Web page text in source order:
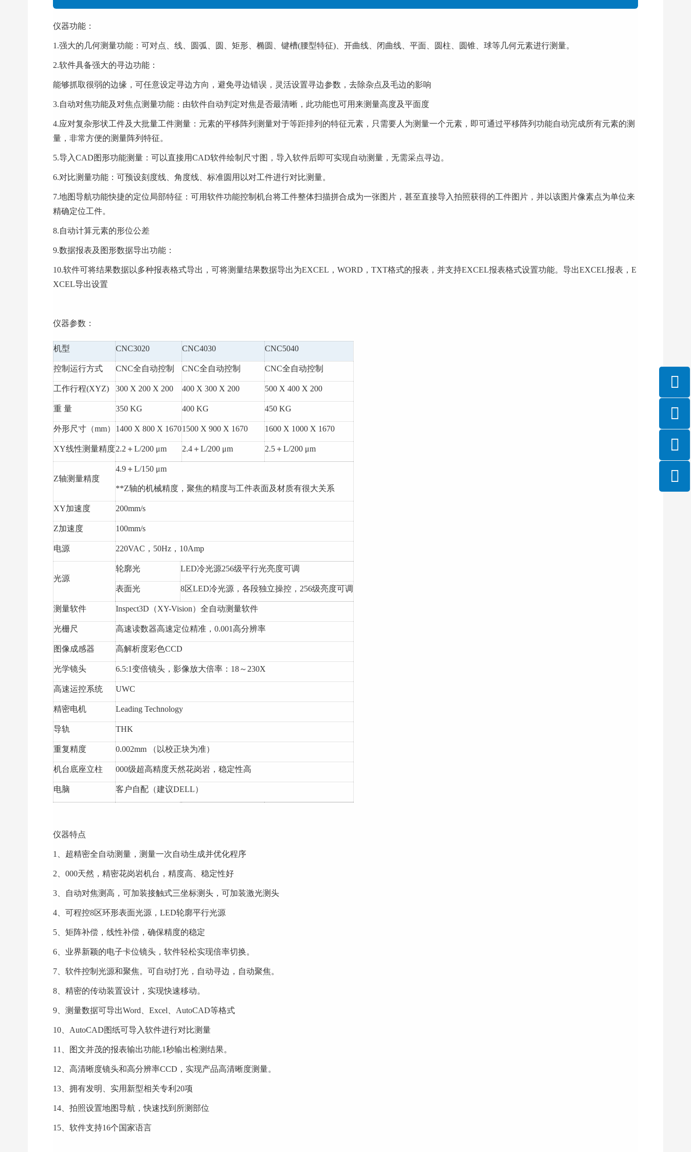
仪器功能：
1.强大的几何测量功能：可对点、线、圆弧、圆、矩形、椭圆、键槽(腰型特征)、开曲线、闭曲线、平面、圆柱、圆锥、球等几何元素进行测量。
2.软件具备强大的寻边功能：
能够抓取很弱的边缘，可任意设定寻边方向，避免寻边错误，灵活设置寻边参数，去除杂点及毛边的影响
3.自动对焦功能及对焦点测量功能：由软件自动判定对焦是否最清晰，此功能也可用来测量高度及平面度
4.应对复杂形状工件及大批量工件测量：元素的平移阵列测量对于等距排列的特征元素，只需要人为测量一个元素，即可通过平移阵列功能自动完成所有元素的测
量，非常方便的测量阵列特征。
5.导入CAD图形功能测量：可以直接用CAD软件绘制尺寸图，导入软件后即可实现自动测量，无需采点寻边。
6.对比测量功能：可预设刻度线、角度线、标准圆用以对工件进行对比测量。
7.地图导航功能快捷的定位局部特征：可用软件功能控制机台将工件整体扫描拼合成为一张图片，甚至直接导入拍照获得的工件图片，并以该图片像素点为单位来
精确定位工件。
8.自动计算元素的形位公差
9.数据报表及图形数据导出功能：
10.软件可将结果数据以多种报表格式导出，可将测量结果数据导出为EXCEL，WORD，TXT格式的报表，并支持EXCEL报表格式设置功能。导出EXCEL报表，E
XCEL导出设置
仪器参数：
机型 CNC3020 CNC4030 CNC5040
控制运行方式 CNC全自动控制 CNC全自动控制 CNC全自动控制
工作行程(XYZ) 300 X 200 X 200 400 X 300 X 200 500 X 400 X 200
重 量 350 KG 400 KG 450 KG
外形尺寸（mm） 1400 X 800 X 16701500 X 900 X 1670 1600 X 1000 X 1670
XY线性测量精度2.2＋L/200 μm 2.4＋L/200 μm 2.5＋L/200 μm
Z轴测量精度
4.9＋L/150 μm
**Z轴的机械精度，聚焦的精度与工件表面及材质有很大关系
XY加速度 200mm/s
Z加速度 100mm/s
电源 220VAC，50Hz，10Amp
光源
轮廓光 LED冷光源256级平行光亮度可调
表面光 8区LED冷光源，各段独立操控，256级亮度可调
测量软件 Inspect3D（XY-Vision）全自动测量软件
光栅尺 高速读数器高速定位精准，0.001高分辨率
图像成感器 高解析度彩色CCD
光学镜头 6.5:1变倍镜头，影像放大倍率：18～230X
高速运控系统 UWC
精密电机 Leading Technology
导轨 THK
重复精度 0.002mm （以校正块为准）
机台底座立柱 000级超高精度天然花岗岩，稳定性高
电脑 客户自配（建议DELL）
仪器特点
1、超精密全自动测量，测量一次自动生成并优化程序
2、000天然，精密花岗岩机台，精度高、稳定性好
3、自动对焦测高，可加装接触式三坐标测头，可加装激光测头
4、可程控8区环形表面光源，LED轮廓平行光源
5、矩阵补偿，线性补偿，确保精度的稳定
6、业界新颖的电子卡位镜头，软件轻松实现倍率切换。
7、软件控制光源和聚焦。可自动打光，自动寻边，自动聚焦。
8、精密的传动装置设计，实现快速移动。
9、测量数据可导出Word、Excel、AutoCAD等格式
10、AutoCAD图纸可导入软件进行对比测量
11、图文并茂的报表输出功能,1秒输出检测结果。
12、高清晰度镜头和高分辨率CCD，实现产品高清晰度测量。
13、拥有发明、实用新型相关专利20项
14、拍照设置地图导航，快速找到所测部位
15、软件支持16个国家语言